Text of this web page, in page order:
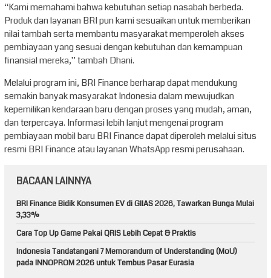
“Kami memahami bahwa kebutuhan setiap nasabah berbeda.
Produk dan layanan BRI pun kami sesuaikan untuk memberikan
nilai tambah serta membantu masyarakat memperoleh akses
pembiayaan yang sesuai dengan kebutuhan dan kemampuan
finansial mereka,” tambah Dhani.
Melalui program ini, BRI Finance berharap dapat mendukung
semakin banyak masyarakat Indonesia dalam mewujudkan
kepemilikan kendaraan baru dengan proses yang mudah, aman,
dan terpercaya. Informasi lebih lanjut mengenai program
pembiayaan mobil baru BRI Finance dapat diperoleh melalui situs
resmi BRI Finance atau layanan WhatsApp resmi perusahaan.
BACAAN LAINNYA
BRI Finance Bidik Konsumen EV di GIIAS 2026, Tawarkan Bunga Mulai
3,33%
Cara Top Up Game Pakai QRIS Lebih Cepat & Praktis
Indonesia Tandatangani 7 Memorandum of Understanding (MoU)
pada INNOPROM 2026 untuk Tembus Pasar Eurasia